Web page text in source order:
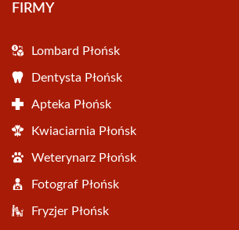
FIRMY
Lombard Płońsk
Dentysta Płońsk
Apteka Płońsk
Kwiaciarnia Płońsk
Weterynarz Płońsk
Fotograf Płońsk
Fryzjer Płońsk